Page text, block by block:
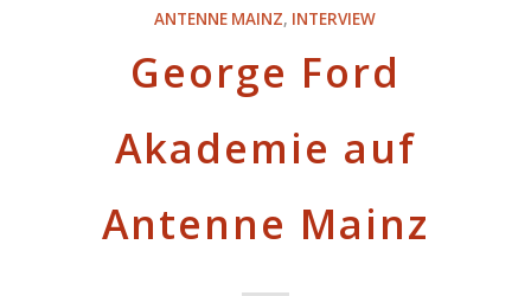
ANTENNE MAINZ, INTERVIEW
George Ford
Akademie auf
Antenne Mainz